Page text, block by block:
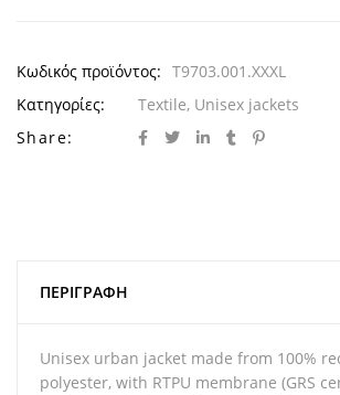
Κωδικός προϊόντος: T9703.001.XXXL
Κατηγορίες:
Textile, Unisex jackets
Share:
ΠΕΡΙΓΡΑΦΉ
Unisex urban jacket made from 100%
polyester, with RTPU membrane (GRS